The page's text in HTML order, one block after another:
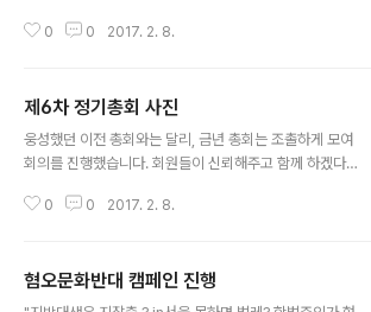
규정도 변경 공고되었네요. 주요 개정(변경) 내용으로는 1.
신자로 입사를 국한했습니다. 앞으로 학벌없는사회 광주시
민모임은 남도학숙 입사자의 출신학교 분포도(최근 3년
간) 조사를 통해 금년 제도 시행 이후 얼마나 차별문제가 개
0 0 2017. 2. 8.
제6차 정기총회 사진
웅성했던 이전 총회와는 달리, 금년 총회는 조촐하게 모여
회의를 진행했습니다. 회원들이 신뢰해주고 함께 하겠다는
까지 속깊은 이야기를 나눌 수 있었습니다. 국정농단, 조기
0 0 2017. 2. 8.
혐오문화반대 캠페인 진행